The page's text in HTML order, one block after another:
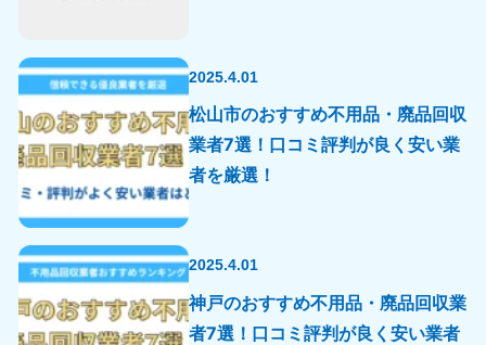
2025.4.01
松山市のおすすめ不用品・廃品回収
業者7選！口コミ評判が良く安い業
者を厳選！
2025.4.01
神戸のおすすめ不用品・廃品回収業
者7選！口コミ評判が良く安い業者
北海道
050-1881-5277
9:00〜19:00 年中無休
050-1881-5276
9:00〜19:00 年中無休
岩手県
050-1881-5274
9:00〜19:00 年中無休
山形県
050-1881-5273
9:00〜19:00 年中無休
050-1881-5272
9:00〜19:00 年中無休